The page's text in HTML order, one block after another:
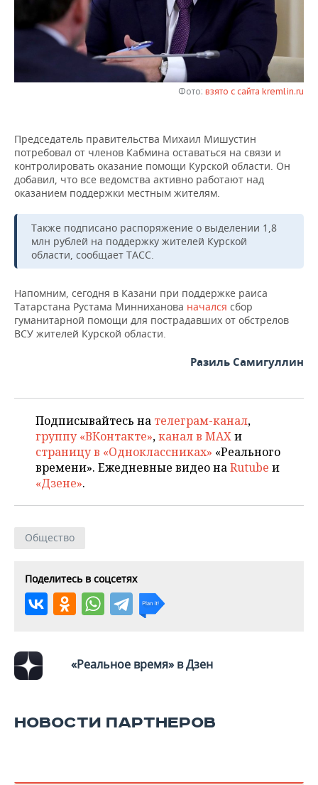
НЕФТЕХИМИЯ
НЕФТЬ
РОЗНИЧНАЯ ТОРГОВЛЯ
ТРАНСПОРТ
НОВОСТИ ТЕХНОЛОГИЙ
МЕРОПРИЯТИЯ
НОВОСТИ МЕРОПРИЯТИЙ
ONLINE-КОНФЕРЕНЦИИ
ОТКРЫТАЯ ЛЕКЦИЯ
ХОККЕЙ
БАСКЕТБОЛ
ВОЛЕЙБОЛ
КИБЕРСПОРТ
ФИГУРНОЕ КАТАНИЕ
ВОДНЫЕ ВИДЫ СПОРТА
ВЛАСТЬ
ИНФРАСТРУКТУРА
ИСТОРИЯ
КУЛЬТУРА
МЕДИЦИНА
ОБРАЗОВАНИЕ
СЮЖЕТЫ
СПРАВОЧНИК
СПИСОК ПЕРСОН
СПИСОК КОМПАНИЙ
ПОЛНАЯ ВЕРСИЯ
Фото: взято с сайта kremlin.ru
Председатель правительства Михаил Мишустин
потребовал от членов Кабмина оставаться на связи и
контролировать оказание помощи Курской области. Он
добавил, что все ведомства активно работают над
оказанием поддержки местным жителям.
Также подписано распоряжение о выделении 1,8
млн рублей на поддержку жителей Курской
области, сообщает ТАСС.
Напомним, сегодня в Казани при поддержке раиса
Татарстана Рустама Минниханова начался сбор
гуманитарной помощи для пострадавших от обстрелов
ВСУ жителей Курской области.
Разиль Самигуллин
Подписывайтесь на телеграм-канал,
группу «ВКонтакте»,канал в MAXи
страницу в «Одноклассниках» «Реального
времени». Ежедневные видео наRutube и
«Дзене».
Общество
Поделитесь в соцсетях
«Реальное время» в Дзен
НОВОСТИ ПАРТНЕРОВ